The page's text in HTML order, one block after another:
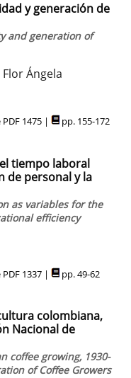
y generación de
and generation of
Ángela
1475 | pp. 155-172
tiempo laboral
de personal y la
as variables for the
efficiency
1337 | pp. 49-62
colombiana,
Nacional de
coffee growing, 1930-
of Coffee Growers